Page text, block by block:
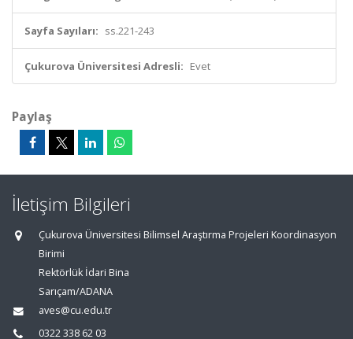
Sayfa Sayıları: ss.221-243
Çukurova Üniversitesi Adresli: Evet
Paylaş
İletişim Bilgileri
Çukurova Üniversitesi Bilimsel Araştırma Projeleri Koordinasyon
Birimi
Rektörlük İdari Bina
Sarıçam/ADANA
aves@cu.edu.tr
0322 338 62 03